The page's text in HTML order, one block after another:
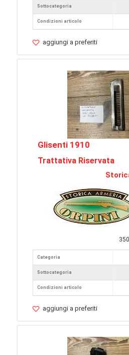
Sottocategoria
Condizioni articolo
aggiungi a preferiti
Glisenti 1910
Trattativa Riservata
Categoria
Sottocategoria
Condizioni articolo
aggiungi a preferiti